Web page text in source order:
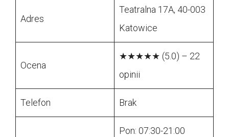
Adres
Teatralna 17A, 40-003
Katowice
Ocena
★★★★★ (5.0) – 22
opinii
Telefon Brak
Pon: 07:30-21:00